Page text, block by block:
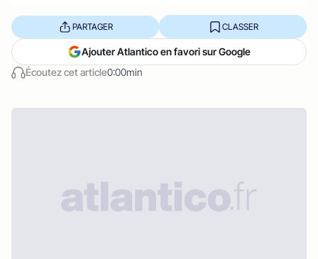
Écoutez cet article0:00min
PARTAGER CLASSER
Ajouter Atlantico en favori sur Google